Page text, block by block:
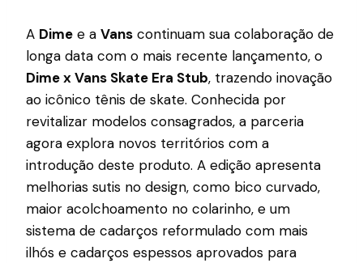
A Dime e a Vans continuam sua colaboração de
longa data com o mais recente lançamento, o
Dime x Vans Skate Era Stub, trazendo inovação
ao icônico tênis de skate. Conhecida por
revitalizar modelos consagrados, a parceria
agora explora novos territórios com a
introdução deste produto. A edição apresenta
melhorias sutis no design, como bico curvado,
maior acolchoamento no colarinho, e um
sistema de cadarços reformulado com mais
ilhós e cadarços espessos aprovados para